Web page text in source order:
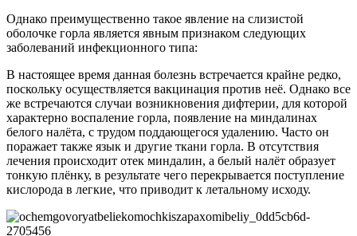
Однако преимущественно такое явление на слизистой
оболочке горла является явным признаком следующих
заболеваний инфекционного типа:
В настоящее время данная болезнь встречается крайне редко,
поскольку осуществляется вакцинация против неё. Однако все
же встречаются случаи возникновения дифтерии, для которой
характерно воспаление горла, появление на миндалинах
белого налёта, с трудом поддающегося удалению. Часто он
поражает также язык и другие ткани горла. В отсутствия
лечения происходит отек миндалин, а белый налёт образует
тонкую плёнку, в результате чего перекрывается поступление
кислорода в легкие, что приводит к летальному исходу.